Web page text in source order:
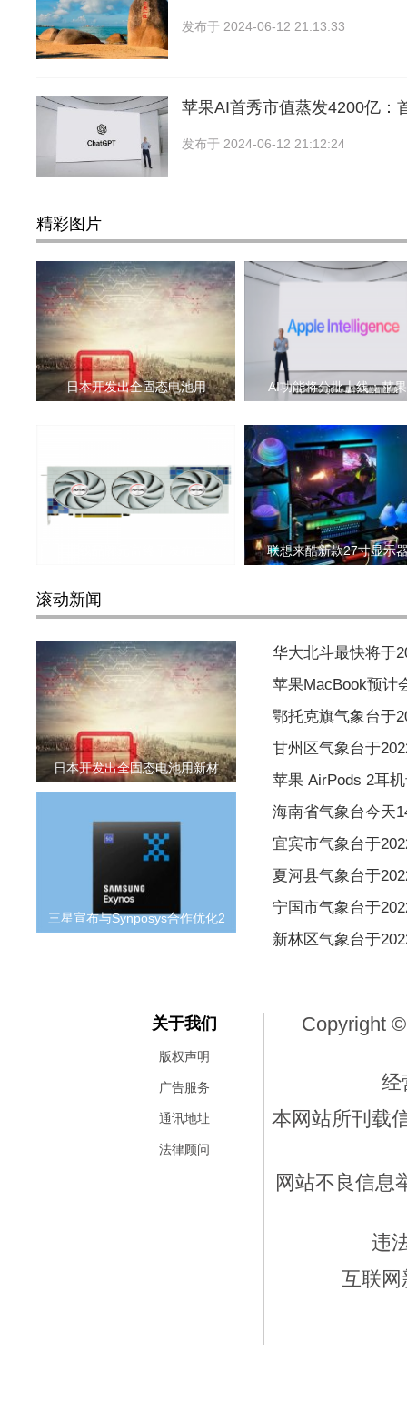
发布于 2024-06-12 21:13:33
苹果AI首秀市值蒸发4200亿：
发布于 2024-06-12 21:12:24
精彩图片
日本开发出全固态电池用 AI功能将分批上线：苹
联想来酷新款27寸显示
滚动新闻
日本开发出全固态电池用新材
三星宣布与Synposys合作优化2
华大北斗最快将于
苹果MacBook预计
鄂托克旗气象台于
甘州区气象台于
苹果 AirPods 2耳
海南省气象台今天
宜宾市气象台于
夏河县气象台于
宁国市气象台于
新林区气象台于
关于我们
版权声明
广告服务
通讯地址
法律顾问
Copyright
经
本网站所刊载
网站不良信息
违
互联网